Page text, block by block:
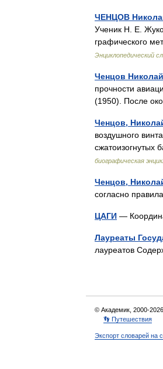
ЧЕНЦОВ
Ученик Н. Е.
графического
Энциклопедический
Ченцов
прочности
(1950). После
Ченцов,
воздушного
сжатоизогнутых
биографическая
Ченцов,
согласно
ЦАГИ —
Лауреаты
лауреатов
© Академик, 2000-2026
👣 Путешествия
Экспорт словарей на